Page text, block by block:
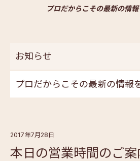
プロだからこその最新の情
お知らせ
プロだからこその最新の情報
2017年7月28日
本日の営業時間のご案